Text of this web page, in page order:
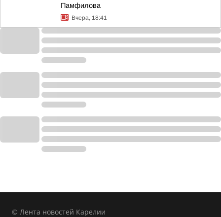
Памфилова
Вчера, 18:41
© Лента новостей Карелии